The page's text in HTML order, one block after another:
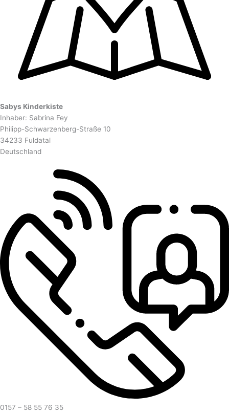
Sabys Kinderkiste
Inhaber: Sabrina Fey
Philipp-Schwarzenberg-Straße 10
34233 Fuldatal
Deutschland
0157 – 58 55 76 35